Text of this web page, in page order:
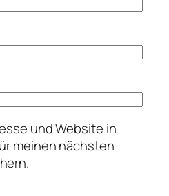
und Website in
meinen nächsten